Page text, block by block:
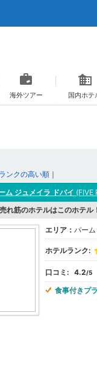
海外ツアー 国内ホテ
ンクの高い順 ｜
ム ジュメイラ ドバイ (FIVE
れ筋のホテルはこのホテル！
エリア： パー
ホテルランク:
口コミ: 4.2/5
食事付きプ